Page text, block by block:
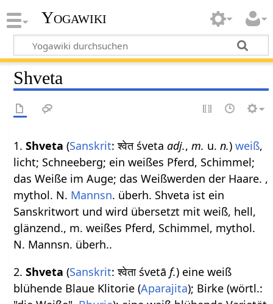
Yogawiki
Shveta
1.Shveta (Sanskrit: श्वेत śvetaadj.,m. u.n.)weiß,
licht; Schneeberg; ein weißes Pferd, Schimmel;
das Weiße im Auge; das Weißwerden der Haare. ,
mythol. N. Mannsn. überh. Shveta ist ein
Sanskritwort und wird übersetzt mit weiß, hell,
glänzend., m. weißes Pferd, Schimmel, mythol.
N. Mannsn. überh..
2.Shveta (Sanskrit: श्वेता śvetāf.) eine weiß
blühende Blaue Klitorie (Aparajita); Birke (wörtl.: